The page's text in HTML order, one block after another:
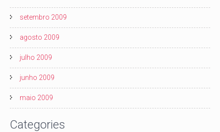
setembro 2009
agosto 2009
julho 2009
junho 2009
maio 2009
Categories